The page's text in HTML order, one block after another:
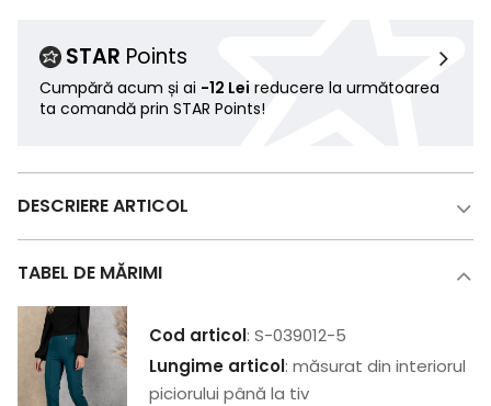
STAR Points
Cumpără acum și ai -12 Lei reducere la următoarea
ta comandă prin STAR Points!
DESCRIERE ARTICOL
TABEL DE MĂRIMI
Cod articol: S-039012-5
Lungime articol: măsurat din interiorul
piciorului până la tiv